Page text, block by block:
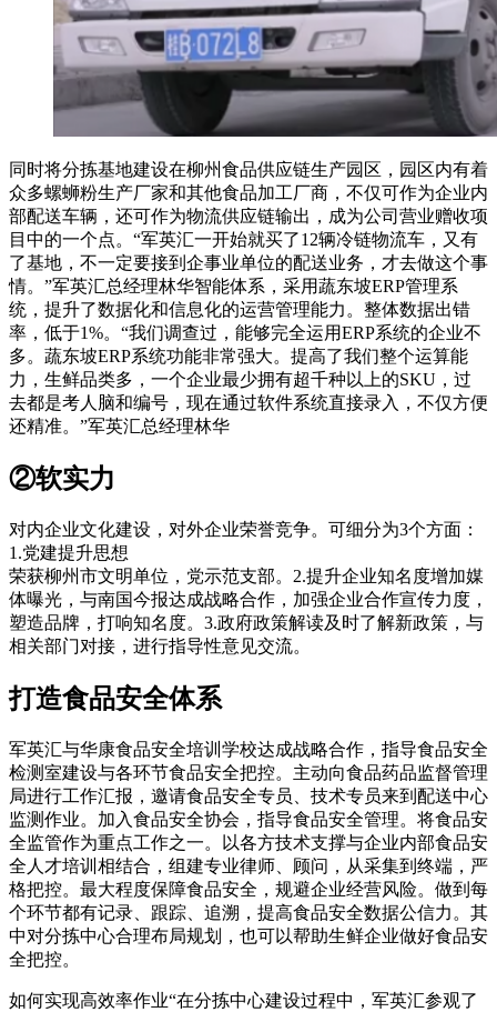
同时将分拣基地建设在柳州食品供应链生产园区，园区内有着
众多螺蛳粉生产厂家和其他食品加工厂商，不仅可作为企业内
部配送车辆，还可作为物流供应链输出，成为公司营业赠收项
目中的一个点。“军英汇一开始就买了12辆冷链物流车，又有
了基地，不一定要接到企事业单位的配送业务，才去做这个事
情。”军英汇总经理林华智能体系，采用蔬东坡ERP管理系
统，提升了数据化和信息化的运营管理能力。整体数据出错
率，低于1%。“我们调查过，能够完全运用ERP系统的企业不
多。蔬东坡ERP系统功能非常强大。提高了我们整个运算能
力，生鲜品类多，一个企业最少拥有超千种以上的SKU，过
去都是考人脑和编号，现在通过软件系统直接录入，不仅方便
还精准。”军英汇总经理林华
②软实力
对内企业文化建设，对外企业荣誉竞争。可细分为3个方面：
1.党建提升思想
荣获柳州市文明单位，党示范支部。2.提升企业知名度增加媒
体曝光，与南国今报达成战略合作，加强企业合作宣传力度，
塑造品牌，打响知名度。3.政府政策解读及时了解新政策，与
相关部门对接，进行指导性意见交流。
打造食品安全体系
军英汇与华康食品安全培训学校达成战略合作，指导食品安全
检测室建设与各环节食品安全把控。主动向食品药品监督管理
局进行工作汇报，邀请食品安全专员、技术专员来到配送中心
监测作业。加入食品安全协会，指导食品安全管理。将食品安
全监管作为重点工作之一。以各方技术支撑与企业内部食品安
全人才培训相结合，组建专业律师、顾问，从采集到终端，严
格把控。最大程度保障食品安全，规避企业经营风险。做到每
个环节都有记录、跟踪、追溯，提高食品安全数据公信力。其
中对分拣中心合理布局规划，也可以帮助生鲜企业做好食品安
全把控。
如何实现高效率作业“在分拣中心建设过程中，军英汇参观了